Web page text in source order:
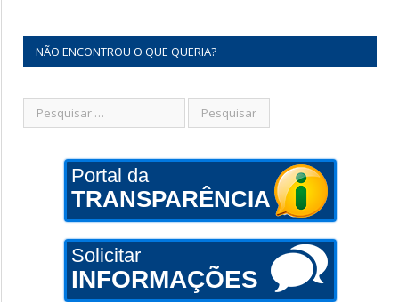
NÃO ENCONTROU O QUE QUERIA?
Portal da
TRANSPARÊNCIA
Solicitar
INFORMAÇÕES